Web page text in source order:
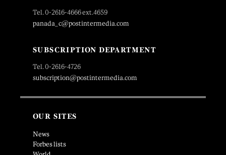
Tel. 0-2616-4666 ext.4659
panada_c@postintermedia.com
SUBSCRIPTION DEPARTMENT
Tel. 0-2616-4726
subscription@postintermedia.com
OUR SITES
News
Forbes lists